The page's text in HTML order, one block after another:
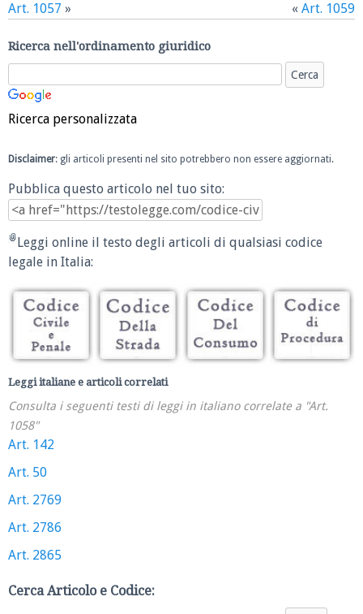
Art. 1057 » « Art. 1059
Ricerca nell'ordinamento giuridico
Ricerca personalizzata
Disclaimer: gli articoli presenti nel sito potrebbero non essere aggiornati.
Pubblica questo articolo nel tuo sito:
Leggi online il testo degli articoli di qualsiasi codice
legale in Italia:
Leggi italiane e articoli correlati
Consulta i seguenti testi di leggi in italiano correlate a "Art.
1058"
Art. 142
Art. 50
Art. 2769
Art. 2786
Art. 2865
Cerca Articolo e Codice: